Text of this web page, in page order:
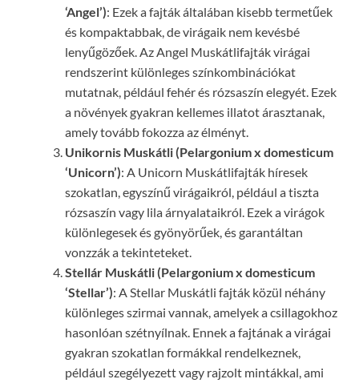
‘Angel’): Ezek a fajták általában kisebb termetűek
és kompaktabbak, de virágaik nem kevésbé
lenyűgözőek. Az Angel Muskátlifajták virágai
rendszerint különleges színkombinációkat
mutatnak, például fehér és rózsaszín elegyét. Ezek
a növények gyakran kellemes illatot árasztanak,
amely tovább fokozza az élményt.
Unikornis Muskátli (Pelargonium x domesticum
‘Unicorn’): A Unicorn Muskátlifajták híresek
szokatlan, egyszínű virágaikról, például a tiszta
rózsaszín vagy lila árnyalataikról. Ezek a virágok
különlegesek és gyönyörűek, és garantáltan
vonzzák a tekinteteket.
Stellár Muskátli (Pelargonium x domesticum
‘Stellar’): A Stellar Muskátli fajták közül néhány
különleges szirmai vannak, amelyek a csillagokhoz
hasonlóan szétnyílnak. Ennek a fajtának a virágai
gyakran szokatlan formákkal rendelkeznek,
például szegélyezett vagy rajzolt mintákkal, ami